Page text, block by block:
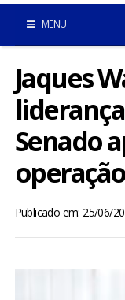
MENU
POMBAL E REGIÃO
Jaques
Senado
Publicado em: 25/06/